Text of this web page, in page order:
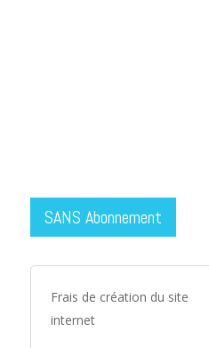
SANS Abonnement
Frais de création du site
internet